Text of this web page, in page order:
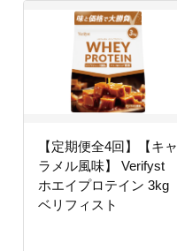
【定期便全4回】【キャ
ラメル風味】 Verifyst
ホエイプロテイン 3kg
ベリフィスト